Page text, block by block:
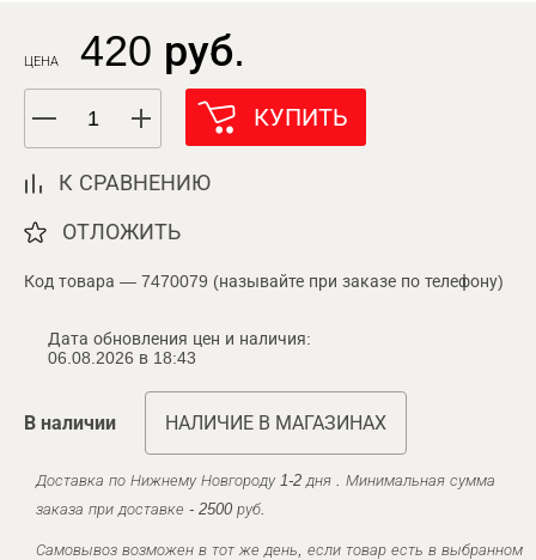
ЦЕНА 420 руб.
КУПИТЬ
К СРАВНЕНИЮ
ОТЛОЖИТЬ
Код товара — 7470079 (называйте при заказе по телефону)
Дата обновления цен и наличия:
06.08.2026 в 18:43
В наличии НАЛИЧИЕ В МАГАЗИНАХ
Доставка по Нижнему Новгороду 1-2 дня . Минимальная сумма
заказа при доставке - 2500 руб.
Самовывоз возможен в тот же день, если товар есть в выбранном